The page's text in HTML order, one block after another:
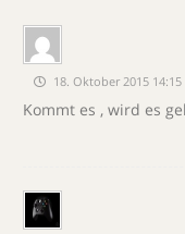
18. Oktober 2015 14:15
Kommt es , wird es